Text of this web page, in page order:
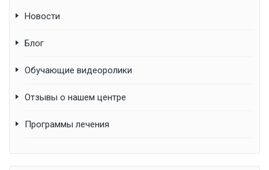
Новости
Блог
Обучающие видеоролики
Отзывы о нашем центре
Программы лечения